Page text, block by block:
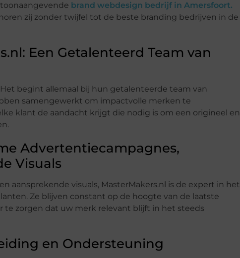
brand webdesign bedrijf in Amersfoort.
zij zonder twijfel tot de beste branding bedrijven in de
Een Getalenteerd Team van
begint allemaal bij hun getalenteerde team van
samengewerkt om impactvolle merken te
klant de aandacht krijgt die nodig is om een origineel en
Advertentiecampagnes,
Visuals
aansprekende visuals, MasterMakers.nl is de expert in het
Ze blijven constant op de hoogte van de laatste
zorgen dat uw merk relevant blijft in het steeds
en Ondersteuning